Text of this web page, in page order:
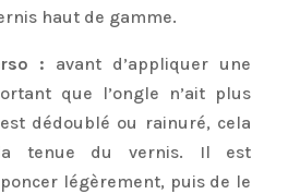
haut de gamme.
: avant d’appliquer une
que l’ongle n’ait plus
dédoublé ou rainuré, cela
la tenue du vernis. Il est
légèrement, puis de le